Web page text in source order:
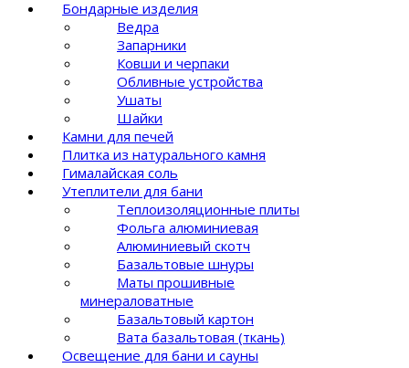
Бондарные изделия
Ведра
Запарники
Ковши и черпаки
Обливные устройства
Ушаты
Шайки
Камни для печей
Плитка из натурального камня
Гималайская соль
Утеплители для бани
Теплоизоляционные плиты
Фольга алюминиевая
Алюминиевый скотч
Базальтовые шнуры
Маты прошивные
минераловатные
Базальтовый картон
Вата базальтовая (ткань)
Освещение для бани и сауны